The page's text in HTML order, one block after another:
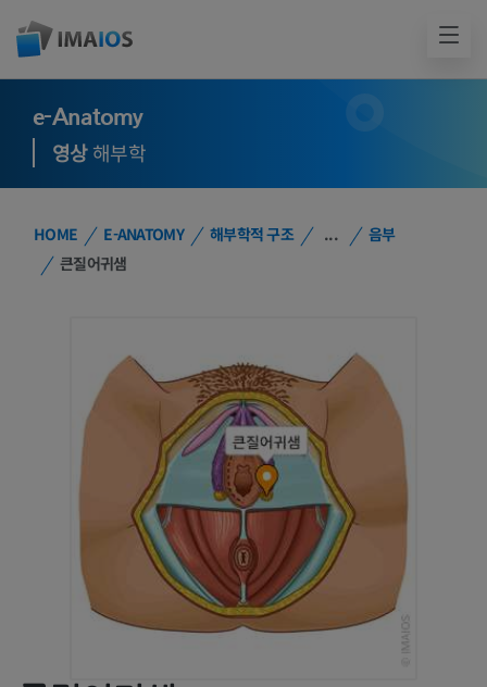
e-Anatomy
영상해부학
HOME E-ANATOMY 해부학적 구조 ...
음부
큰질어귀샘